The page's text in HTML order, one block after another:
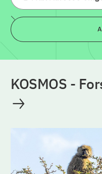
KOSMOS -